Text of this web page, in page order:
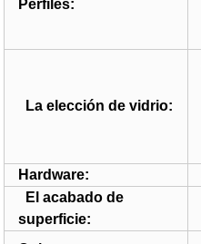
Perfiles:
La elección de vidrio:
Hardware:
El acabado de
superficie: